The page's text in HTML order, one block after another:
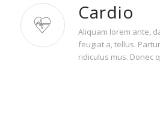
Cardio
Aliquam lorem ante,
feugiat a, tellus.
ridiculus mus. Donec